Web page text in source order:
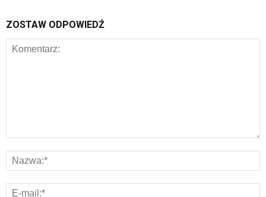
ZOSTAW ODPOWIEDŹ